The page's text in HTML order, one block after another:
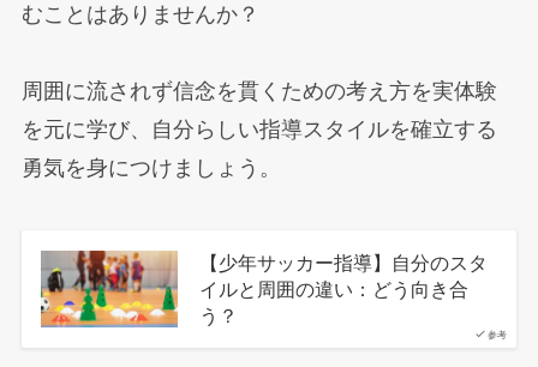
むことはありませんか？
周囲に流されず信念を貫くための考え方を実体験
を元に学び、自分らしい指導スタイルを確立する
勇気を身につけましょう。
参考
【少年サッカー指導】自分のスタ
イルと周囲の違い：どう向き合
う？